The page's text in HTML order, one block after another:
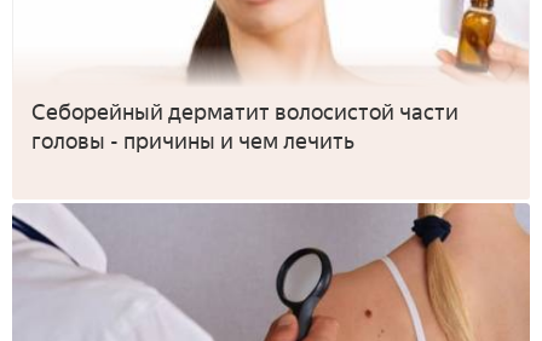
Себорейный дерматит волосистой части
головы - причины и чем лечить